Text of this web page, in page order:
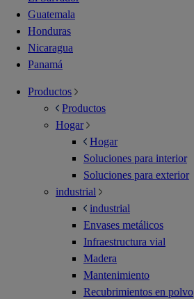
Guatemala
Honduras
Nicaragua
Panamá
Productos
Productos
Hogar
Hogar
Soluciones para interior
Soluciones para exterior
industrial
industrial
Envases metálicos
Infraestructura vial
Madera
Mantenimiento
Recubrimientos en polvo